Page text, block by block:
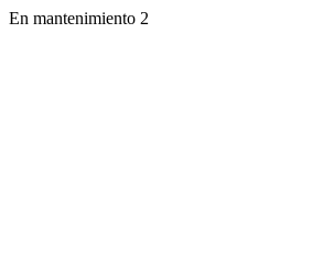
En mantenimiento 2